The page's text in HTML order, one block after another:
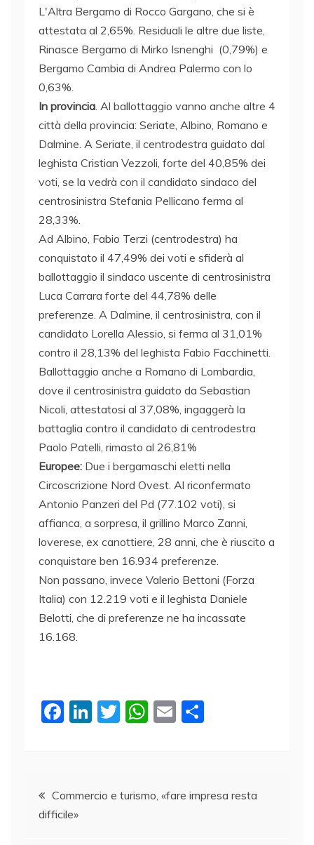
L'Altra Bergamo di Rocco Gargano, che si è
attestata al 2,65%. Residuali le altre due liste,
Rinasce Bergamo di Mirko Isnenghi (0,79%) e
Bergamo Cambia di Andrea Palermo con lo
0,63%.
In provincia. Al ballottaggio vanno anche altre 4
città della provincia: Seriate, Albino, Romano e
Dalmine. A Seriate, il centrodestra guidato dal
leghista Cristian Vezzoli, forte del 40,85% dei
voti, se la vedrà con il candidato sindaco del
centrosinistra Stefania Pellicano ferma al
28,33%.
Ad Albino, Fabio Terzi (centrodestra) ha
conquistato il 47,49% dei voti e sfiderà al
ballottaggio il sindaco uscente di centrosinistra
Luca Carrara forte del 44,78% delle
preferenze. A Dalmine, il centrosinistra, con il
candidato Lorella Alessio, si ferma al 31,01%
contro il 28,13% del leghista Fabio Facchinetti.
Ballottaggio anche a Romano di Lombardia,
dove il centrosinistra guidato da Sebastian
Nicoli, attestatosi al 37,08%, ingaggerà la
battaglia contro il candidato di centrodestra
Paolo Patelli, rimasto al 26,81%
Europee: Due i bergamaschi eletti nella
Circoscrizione Nord Ovest. Al riconfermato
Antonio Panzeri del Pd (77.102 voti), si
affianca, a sorpresa, il grillino Marco Zanni,
loverese, ex canottiere, 28 anni, che è riuscito a
conquistare ben 16.934 preferenze.
Non passano, invece Valerio Bettoni (Forza
Italia) con 12.219 voti e il leghista Daniele
Belotti, che di preferenze ne ha incassate
16.168.
F
b
o
Li
dI
T
W
A
E
vi
Navigazione
articoli
Commercio e turismo, «fare impresa resta
difficile»